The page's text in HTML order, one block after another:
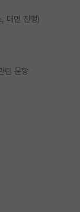
대면 진행)
련 문항